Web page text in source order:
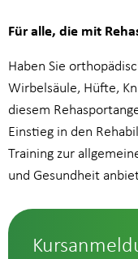
Für alle, die mit
Haben Sie
Wirbelsäule, Hüfte,
diesem
Einstieg in den
Training zur
und Gesundheit